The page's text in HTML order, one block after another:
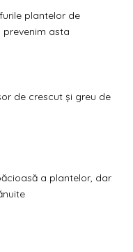
plantelor de
asta
de crescut și greu de
a plantelor, dar